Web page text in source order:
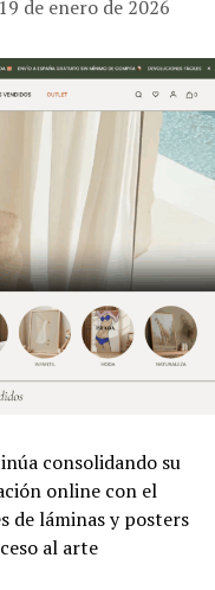
19 de enero de 2026
consolidando su
online con el
de láminas y posters
al arte